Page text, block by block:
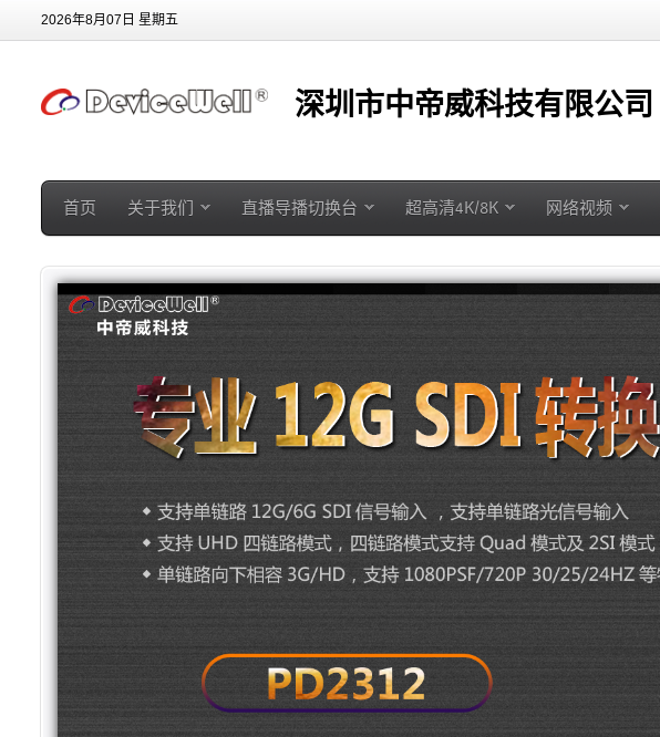
2026年8月07日 星期五
深圳市中帝威科技有限公司
首页 关于我们 直播导播切换台 超高清4K/8K 网络视频